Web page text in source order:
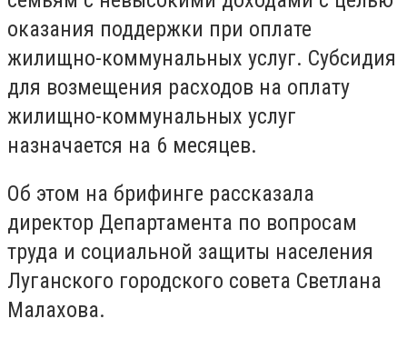
оказания поддержки при оплате
жилищно-коммунальных услуг. Субсидия
для возмещения расходов на оплату
жилищно-коммунальных услуг
назначается на 6 месяцев.
Об этом на брифинге рассказала
директор Департамента по вопросам
труда и социальной защиты населения
Луганского городского совета Светлана
Малахова.